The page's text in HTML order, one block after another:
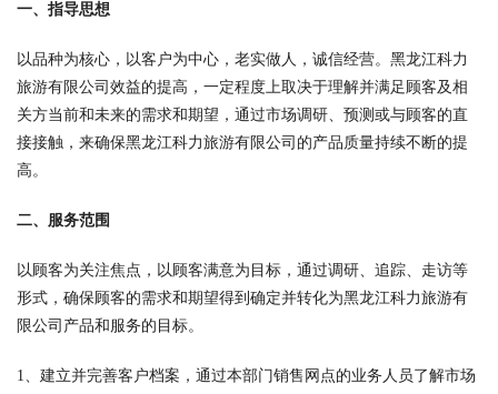
一、指导思想
以品种为核心，以客户为中心，老实做人，诚信经营。黑龙江科力
旅游有限公司效益的提高，一定程度上取决于理解并满足顾客及相
关方当前和未来的需求和期望，通过市场调研、预测或与顾客的直
接接触，来确保黑龙江科力旅游有限公司的产品质量持续不断的提
高。
二、服务范围
以顾客为关注焦点，以顾客满意为目标，通过调研、追踪、走访等
形式，确保顾客的需求和期望得到确定并转化为黑龙江科力旅游有
限公司产品和服务的目标。
1、建立并完善客户档案，通过本部门销售网点的业务人员了解市场